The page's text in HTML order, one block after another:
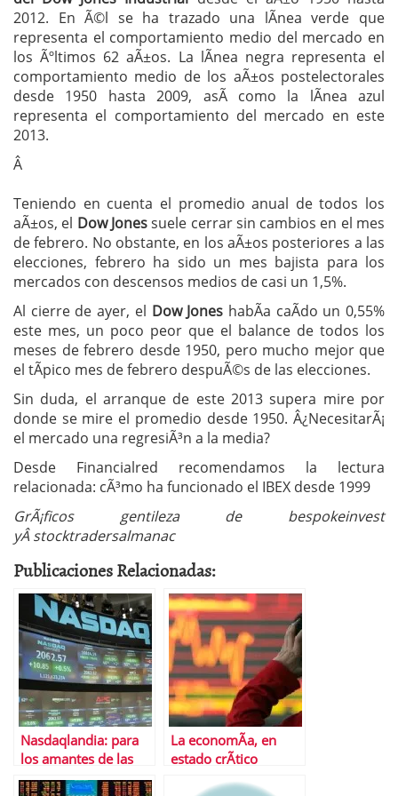
2012. En Ã©l se ha trazado una lÃ­nea verde que
representa el comportamiento medio del mercado en
los Ãºltimos 62 aÃ±os. La lÃ­nea negra representa el
comportamiento medio de los aÃ±os postelectorales
desde 1950 hasta 2009, asÃ­ como la lÃ­nea azul
representa el comportamiento del mercado en este
2013.
Â
Teniendo en cuenta el promedio anual de todos los
aÃ±os, el Dow Jonessuele cerrar sin cambios en el mes
de febrero. No obstante, en los aÃ±os posteriores a las
elecciones, febrero ha sido un mes bajista para los
mercados con descensos medios de casi un 1,5%.
Al cierre de ayer, el Dow Jones habÃ­a caÃ­do un 0,55%
este mes, un poco peor que el balance de todos los
meses de febrero desde 1950, pero mucho mejor que
el tÃ­pico mes de febrero despuÃ©s de las elecciones.
Sin duda, el arranque de este 2013 supera mire por
donde se mire el promedio desde 1950. Â¿NecesitarÃ¡
el mercado una regresiÃ³n a la media?
Desde Financialred recomendamos la lectura
relacionada: cÃ³mo ha funcionado el IBEX desde 1999
GrÃ¡ficos gentileza de bespokeinvest
yÂ stocktradersalmanac
Publicaciones Relacionadas:
Nasdaqlandia: para
los amantes de las
emociones fuertes
La economÃ­a, en
estado crÃ­tico